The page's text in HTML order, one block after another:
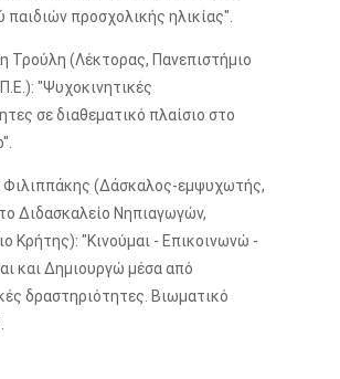
παιδιών προσχολικής ηλικίας".
Τρούλη (Λέκτορας, Πανεπιστήμιο
"Ψυχοκινητικές
σε διαθεματικό πλαίσιο στο
(Δάσκαλος-εμψυχωτής,
Διδασκαλείο Νηπιαγωγών,
Κρήτης): "Κινούμαι - Επικοινωνώ -
και Δημιουργώ μέσα από
δραστηριότητες. Βιωματικό